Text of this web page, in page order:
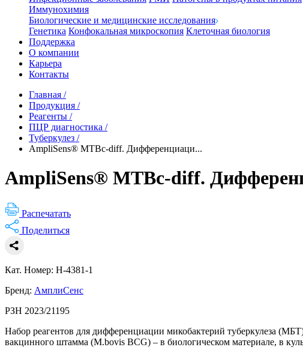
Иммунохимия
Биологические и медицинские исследования
Генетика Конфокальная микроскопия Клеточная биология
Поддержка
О компании
Карьера
Контакты
Главная /
Продукция /
Реагенты /
ПЦР диагностика /
Туберкулез /
AmpliSens® MTBc-diff. Дифференциаци...
AmpliSens® MTBc-diff.
Распечатать
Поделиться
Кат. Номер: H-4381-1
Бренд: АмплиСенс
РЗН 2023/21195
Набор реагентов для дифференциации микобактерий туберкулеза
вакцинного штамма (M.bovis BCG) – в биологическом материале, в